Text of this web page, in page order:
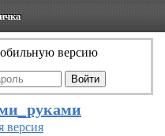
версию
версия